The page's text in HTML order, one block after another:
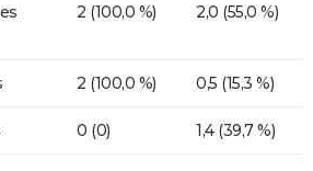
2 (100,0 %) 2,0 (55,0 %)
2 (100,0 %) 0,5 (15,3 %)
0 (0) 1,4 (39,7 %)